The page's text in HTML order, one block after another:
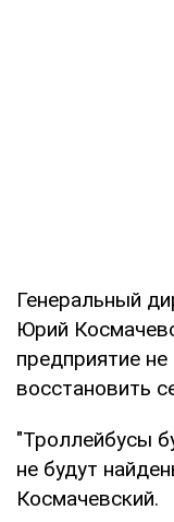
Генеральный
Юрий
предприятие
восстановить
"Троллейбусы
не будут
Космачевский.